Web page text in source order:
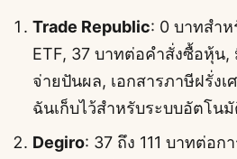
Trade Republic: 0 บาทสำ
ETF, 37 บาทต่อคำสั่งซื้อหุ้น,
จ่ายปันผล, เอกสารภาษีฝรั่ง
ฉันเก็บไว้สำหรับระบบอัตโน
Degiro: 37 ถึง 111 บาทต่อ